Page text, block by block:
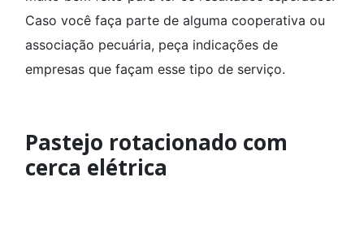
Caso você faça parte de alguma cooperativa ou
associação pecuária, peça indicações de
empresas que façam esse tipo de serviço.
Pastejo rotacionado com
cerca elétrica